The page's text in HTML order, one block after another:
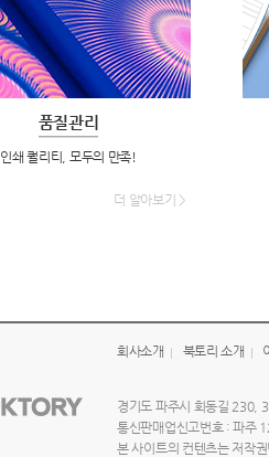
품질관리
인쇄 퀄리티, 모두의 만족!
더 알아보기 >
회사소개 북토리 소개
경기도 파주시 회동길 230,
통신판매업신고번호 : 파주
본 사이트의 컨텐츠는 저작